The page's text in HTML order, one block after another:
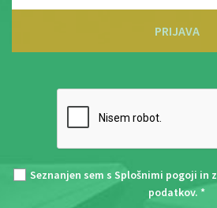
PRIJAVA
Seznanjen sem s Splošnimi pogoji in z
podatkov. *